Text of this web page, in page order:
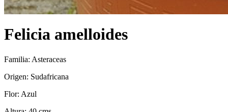
Felicia amelloides
Familia: Asteraceas
Origen: Sudafricana
Flor: Azul